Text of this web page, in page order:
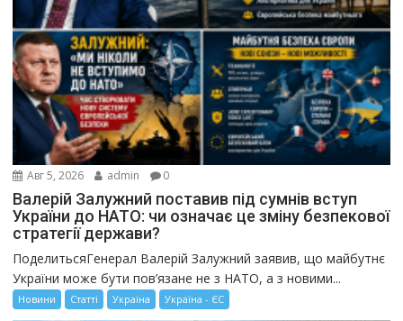
Авг 5, 2026 admin 0
Валерій Залужний поставив під сумнів вступ
України до НАТО: чи означає це зміну безпекової
стратегії держави?
ПоделитьсяГенерал Валерій Залужний заявив, що майбутнє
України може бути пов’язане не з НАТО, а з новими...
Новини Статті Україна Україна - ЄС